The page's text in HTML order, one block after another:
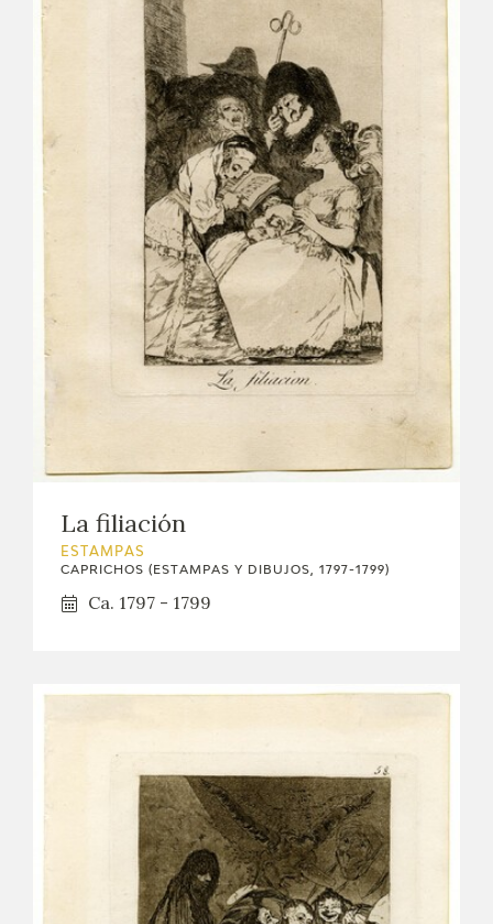
La filiación
ESTAMPAS
CAPRICHOS (ESTAMPAS Y DIBUJOS, 1797-1799)
Ca. 1797 - 1799